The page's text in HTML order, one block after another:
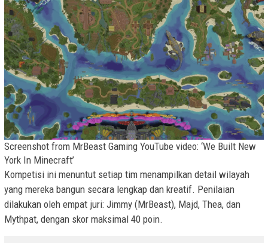
Screenshot from MrBeast Gaming YouTube video: ‘We Built New
York In Minecraft’
Kompetisi ini menuntut setiap tim menampilkan detail wilayah
yang mereka bangun secara lengkap dan kreatif. Penilaian
dilakukan oleh empat juri: Jimmy (MrBeast), Majd, Thea, dan
Mythpat, dengan skor maksimal 40 poin.